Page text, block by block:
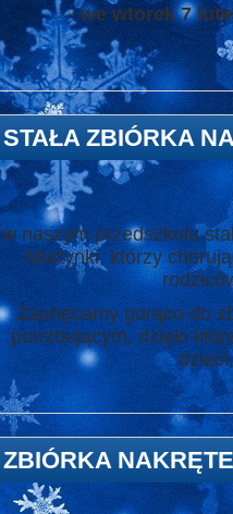
- we wtorek 7
STAŁA ZBIÓRKA
w naszym przedszkolu
Martynki, którzy
Zachęcamy gorąco do
potrzbującym, dzięki
ZBIÓRKA